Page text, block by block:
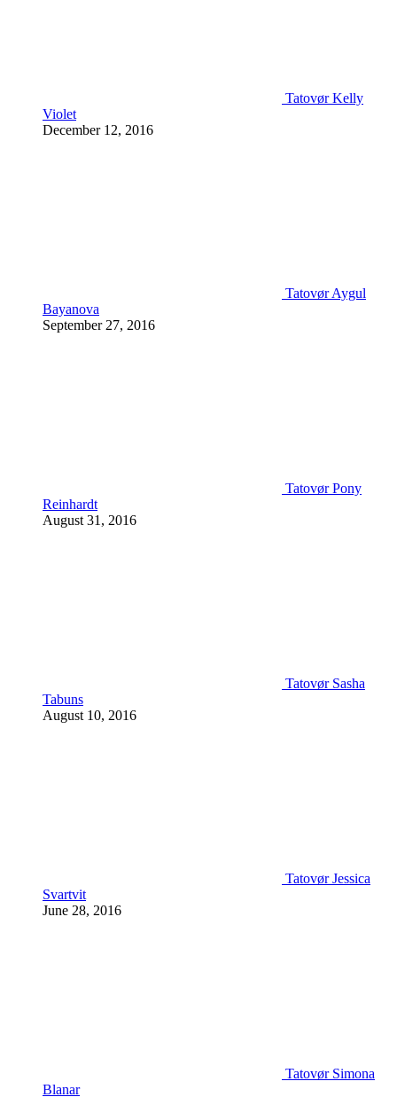
Tatovør Kelly
Violet
December 12, 2016
Tatovør Aygul
Bayanova
September 27, 2016
Tatovør Pony
Reinhardt
August 31, 2016
Tatovør Sasha
Tabuns
August 10, 2016
Tatovør Jessica
Svartvit
June 28, 2016
Tatovør Simona
Blanar